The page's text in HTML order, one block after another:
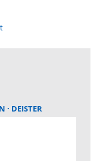
DEISTER